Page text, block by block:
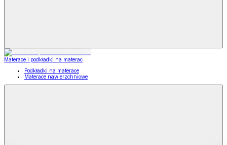
Materace i podkładki na materac
Podkładki na materace
Materace nawierzchniowe